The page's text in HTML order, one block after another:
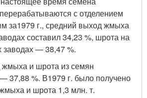
с отделением
за1979 г., средний выход жмыха
составил 34,23 %, шрота на
заводах — 38,47 %.
и шрота из семян
37,88 %. В1979 г. было получено
и шрота 1,3 млн. т.